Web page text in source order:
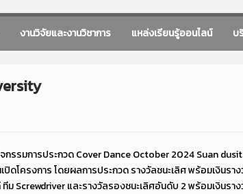
งานวิจัยและงานวิชาการ แหล่งเรียนรู้ออนไลน์ บ
รมการประกวด Cover Dance October 2024 Suan dusit
โครงการ โดยผลการประกวด รางวัลชนะเลิศ พร้อมเงินรา
Screwdriver และรางวัลรองชนะเลิศอันดับ 2 พร้อมเงินรา